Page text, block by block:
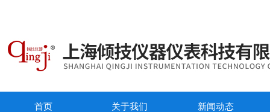
首页 关于我们 新闻动态